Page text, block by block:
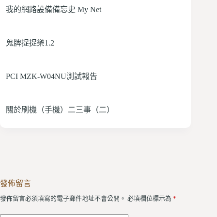
我的網路設備備忘史 My Net
鬼牌捉捉樂1.2
PCI MZK-W04NU測試報告
關於刷機（手機）二三事（二）
發佈留言
發佈留言必須填寫的電子郵件地址不會公開。 必填欄位標示為 *